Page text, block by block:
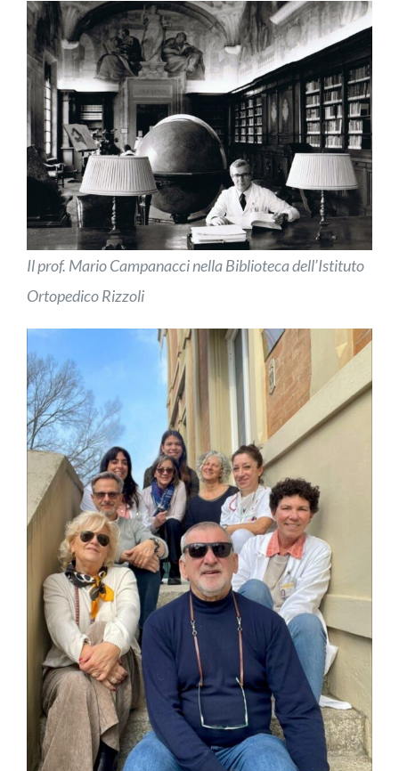
Il prof. Mario Campanacci nella Biblioteca dell’Istituto
Ortopedico Rizzoli